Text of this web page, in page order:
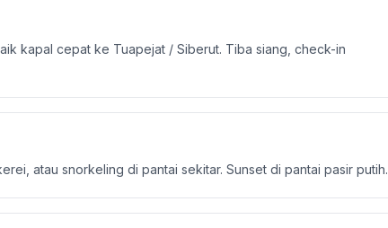
kapal cepat ke Tuapejat / Siberut. Tiba siang, check-in
atau snorkeling di pantai sekitar. Sunset di pantai pasir putih.